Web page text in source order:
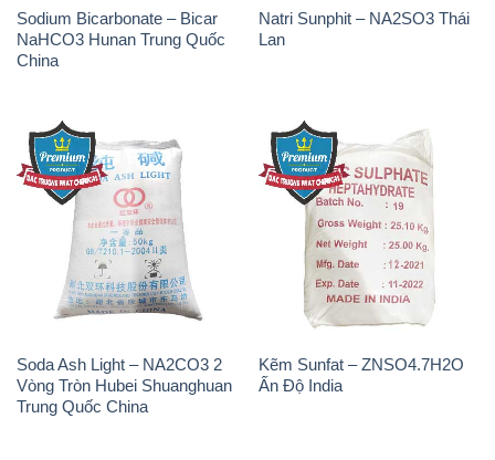
Soda Ash Light – NA2CO3 2
Vòng Tròn Hubei Shuanghuan
Trung Quốc China
Kẽm Sunfat – ZNSO4.7H2O
Ấn Độ India